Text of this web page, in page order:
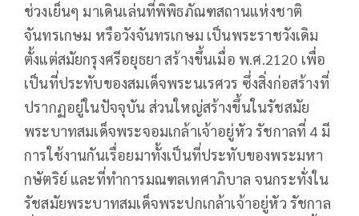
ช่วงเย็นๆ มาเดินเล่นที่พิพิธภัณฑสถานแห่งชาติ
จันทรเกษม หรือวังจันทรเกษม เป็นพระราชวังเดิม
ตั้งแต่สมัยกรุงศรีอยุธยา สร้างขึ้นเมื่อ พ.ศ.2120 เพื่อ
เป็นที่ประทับของสมเด็จพระนเรศวร ซึ่งสิ่งก่อสร้างที่
ปรากฏอยู่ในปัจจุบัน ส่วนใหญ่สร้างขึ้นในรัชสมัย
พระบาทสมเด็จพระจอมเกล้าเจ้าอยู่หัว รัชกาลที่ 4 มี
การใช้งานกันเรื่อยมาทั้งเป็นที่ประทับของพระมหา
กษัตริย์ และที่ทำการมณฑลเทศาภิบาล จนกระทั่งใน
รัชสมัยพระบาทสมเด็จพระปกเกล้าเจ้าอยู่หัว รัชกาล